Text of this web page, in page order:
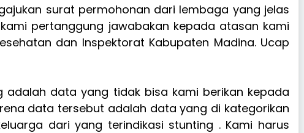
surat permohonan dari lembaga yang jelas
pertanggung jawabakan kepada atasan kami
dan Inspektorat Kabupaten Madina. Ucap
adalah data yang tidak bisa kami berikan kepada
data tersebut adalah data yang di kategorikan
dari yang terindikasi stunting . Kami harus